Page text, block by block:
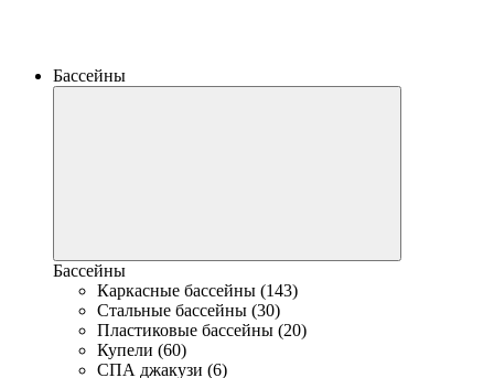
Бассейны
Бассейны
Каркасные бассейны (143)
Стальные бассейны (30)
Пластиковые бассейны (20)
Купели (60)
СПА джакузи (6)